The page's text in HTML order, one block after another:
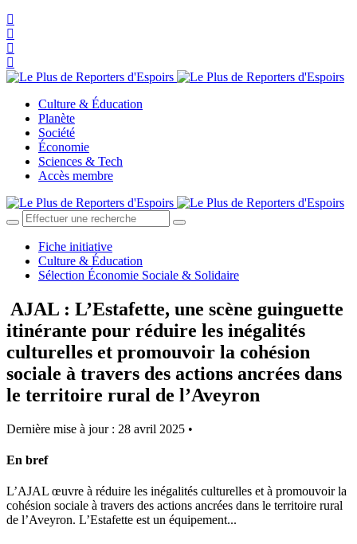
Culture & Éducation
Planète
Société
Économie
Sciences & Tech
Accès membre
Fiche initiative
Culture & Éducation
Sélection Économie Sociale & Solidaire
AJAL : L’Estafette, une scène guinguette
itinérante pour réduire les inégalités
culturelles et promouvoir la cohésion
sociale à travers des actions ancrées dans
le territoire rural de l’Aveyron
Dernière mise à jour : 28 avril 2025 •
En bref
L’AJAL œuvre à réduire les inégalités culturelles et à promouvoir la
cohésion sociale à travers des actions ancrées dans le territoire rural
de l’Aveyron. L’Estafette est un équipement...